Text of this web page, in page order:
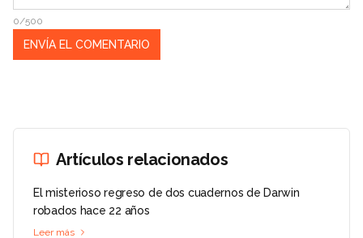
0/500
Artículos relacionados
El misterioso regreso de dos cuadernos de Darwin
robados hace 22 años
Leer más